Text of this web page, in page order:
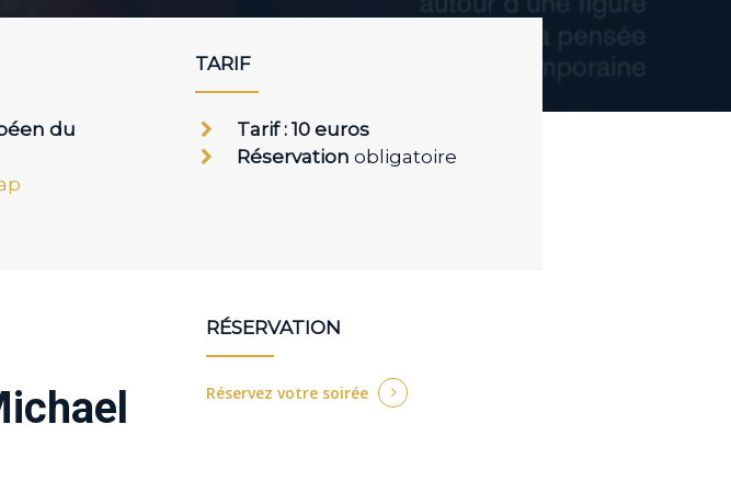
du
TARIF
Tarif : 10 euros
Réservation obligatoire
RÉSERVATION
Réservez votre soirée